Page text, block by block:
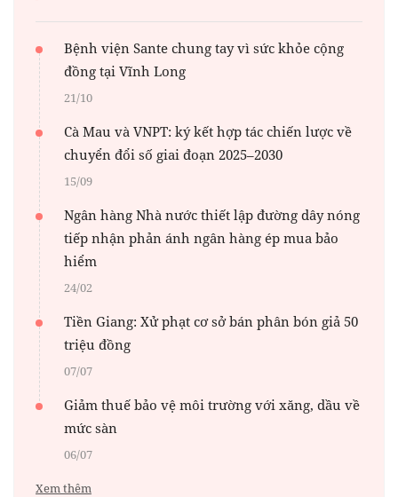
Bệnh viện Sante chung tay vì sức khỏe cộng
đồng tại Vĩnh Long
21/10
Cà Mau và VNPT: ký kết hợp tác chiến lược về
chuyển đổi số giai đoạn 2025–2030
15/09
Ngân hàng Nhà nước thiết lập đường dây nóng
tiếp nhận phản ánh ngân hàng ép mua bảo
hiểm
24/02
Tiền Giang: Xử phạt cơ sở bán phân bón giả 50
triệu đồng
07/07
Giảm thuế bảo vệ môi trường với xăng, dầu về
mức sàn
06/07
Xem thêm